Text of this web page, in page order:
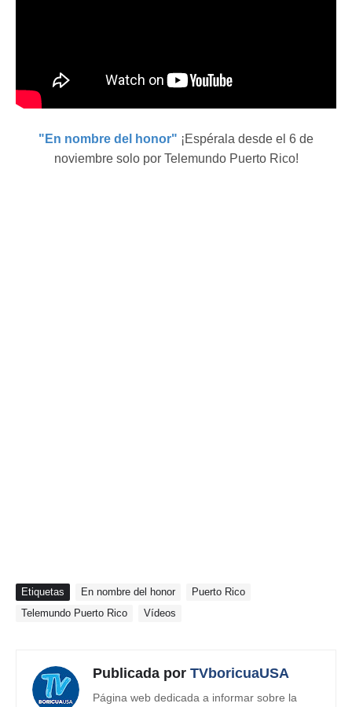
"En nombre del honor" ¡Espérala desde el 6 de
noviembre solo por Telemundo Puerto Rico!
Etiquetas En nombre del honor
Puerto Rico
Telemundo Puerto Rico
Vídeos
Publicada por TVboricuaUSA
Página web dedicada a informar sobre la